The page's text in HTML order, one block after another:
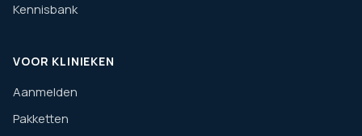
Kennisbank
VOOR KLINIEKEN
Aanmelden
Pakketten